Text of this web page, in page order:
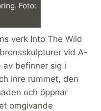
Foto:
verk Into The Wild
vid A-
av befinner sig i
inre rummet, den
och öppnar
omgivande